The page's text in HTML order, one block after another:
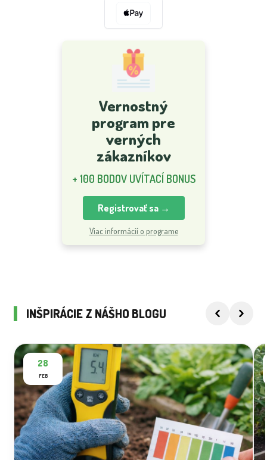
Vernostný
program pre
verných
zákazníkov
+ 100 BODOV UVÍTACÍ BONUS
Registrovať sa →
Viac informácií o programe
INŠPIRÁCIE Z NÁŠHO BLOGU
28
FEB